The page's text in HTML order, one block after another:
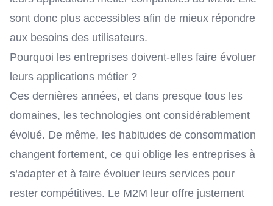
sont donc plus accessibles afin de mieux répondre
aux besoins des utilisateurs.
Pourquoi les entreprises doivent-elles faire évoluer
leurs applications métier ?
Ces dernières années, et dans presque tous les
domaines, les technologies ont considérablement
évolué. De même, les habitudes de consommation
changent fortement, ce qui oblige les entreprises à
s’adapter et à faire évoluer leurs services pour
rester compétitives. Le M2M leur offre justement